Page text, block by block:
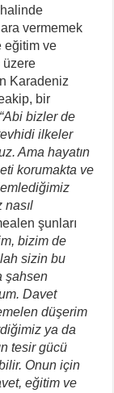
halinde
vermemek
eğitim ve
üzere
Karadeniz
bir
“Abi bizler de
ilkeler
Ama hayatın
korumakta ve
nasıl
şunları
bizim de
sizin bu
şahsen
Davet
düşerim
ya da
tesir gücü
Onun için
eğitim ve